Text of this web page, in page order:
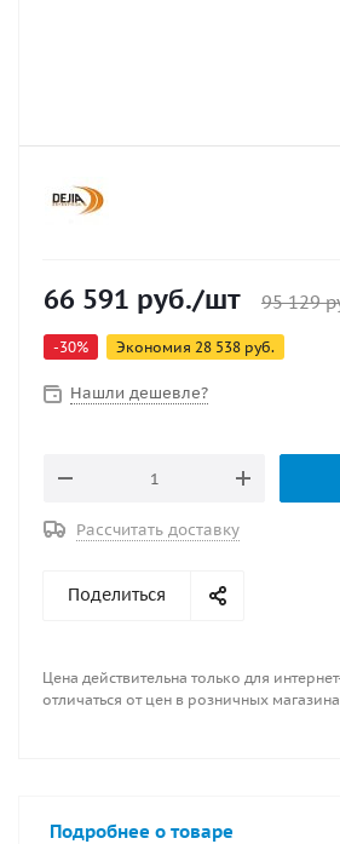
66 591 руб./шт 95 129
-30% Экономия 28 538 руб.
Нашли дешевле?
Рассчитать доставку
Поделиться
Цена действительна только для
отличаться от цен в розничных
Подробнее о товаре